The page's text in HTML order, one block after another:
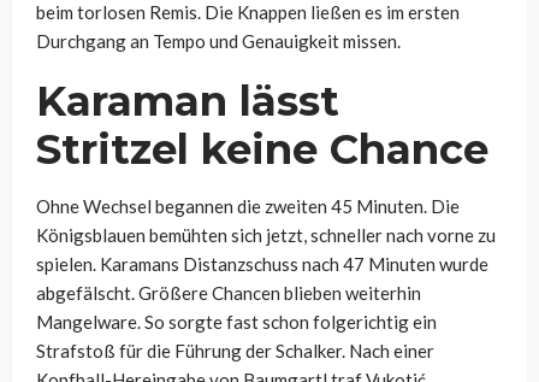
beim torlosen Remis. Die Knappen ließen es im ersten
Durchgang an Tempo und Genauigkeit missen.
Karaman lässt
Stritzel keine Chance
Ohne Wechsel begannen die zweiten 45 Minuten. Die
Königsblauen bemühten sich jetzt, schneller nach vorne zu
spielen. Karamans Distanzschuss nach 47 Minuten wurde
abgefälscht. Größere Chancen blieben weiterhin
Mangelware. So sorgte fast schon folgerichtig ein
Strafstoß für die Führung der Schalker. Nach einer